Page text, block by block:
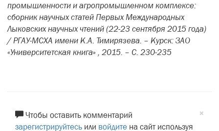
промышленности и агропромышленном комплексе:
сборник научных статей Первых Международных
Лыковских научных чтений (22-23 сентября 2015 года)
/ РГАУ-МСХА имени К.А. Тимирязева. – Курск: ЗАО
«Университетская книга» , 2015. – С. 230-235
×
Чтобы оставить комментарий
зарегистрируйтесь или войдите на сайт используя